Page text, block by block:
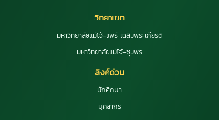
วิทยาเขต
มหาวิทยาลัยแม่โจ้-แพร่ เฉลิมพระเกียรติ
มหาวิทยาลัยแม่โจ้-ชุมพร
ลิงค์ด่วน
นักศึกษา
บุคลากร